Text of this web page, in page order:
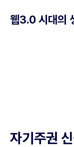
웹3.0 시대의
자기주권